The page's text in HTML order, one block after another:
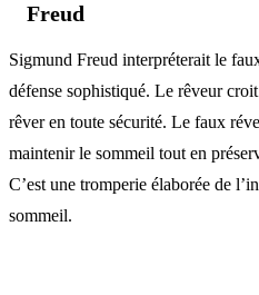
Freud
Sigmund Freud interpréterait le
défense sophistiqué. Le rêveur
rêver en toute sécurité. Le faux
maintenir le sommeil tout en
C’est une tromperie élaborée de
sommeil.